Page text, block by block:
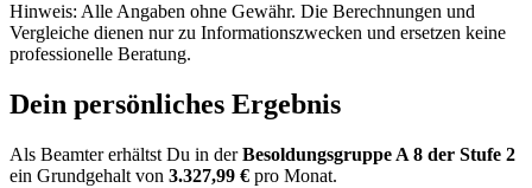
Hinweis: Alle Angaben ohne Gewähr. Die Berechnungen und
Vergleiche dienen nur zu Informationszwecken und ersetzen keine
professionelle Beratung.
Dein persönliches Ergebnis
Als Beamter erhältst Du in derBesoldungsgruppe A 8 der Stufe 2
ein Grundgehalt von 3.327,99 € pro Monat.